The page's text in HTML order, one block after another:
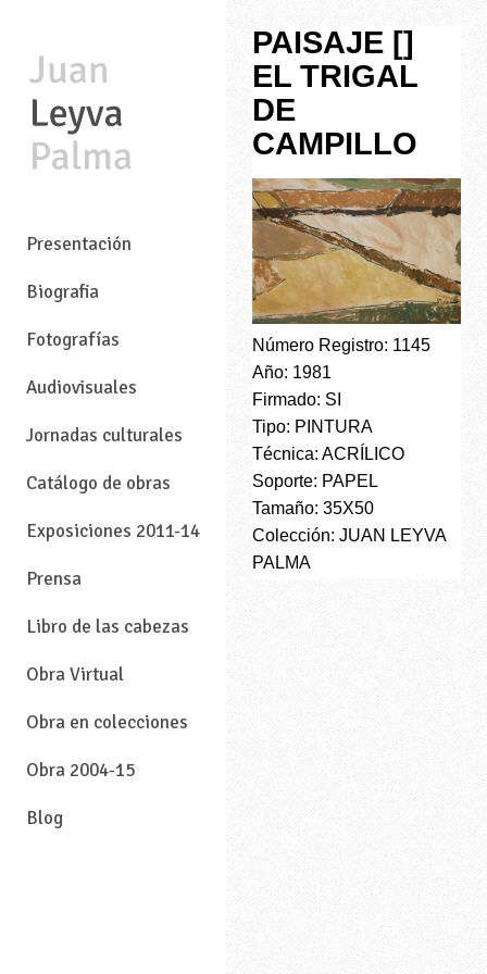
Presentación
Biografia
Fotografías
Audiovisuales
Jornadas culturales
Catálogo de obras
Exposiciones 2011-14
Prensa
Libro de las cabezas
Obra Virtual
Obra en colecciones
Obra 2004-15
Blog
PAISAJE []
EL TRIGAL
DE
CAMPILLO
Número Registro: 1145
Año: 1981
Firmado: SI
Tipo: PINTURA
Técnica: ACRÍLICO
Soporte: PAPEL
Tamaño: 35X50
Colección: JUAN LEYVA
PALMA